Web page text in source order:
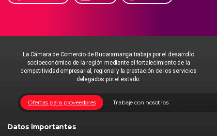
La Cámara de Comercio de Bucaramanga trabaja por el desarrollo
socioeconómico de la región mediante el fortalecimiento de la
competitividad empresarial, regional y la prestación de los servicios
delegados por el estado.
Trabaje con nosotros
Ofertas para proveedores
Datos importantes